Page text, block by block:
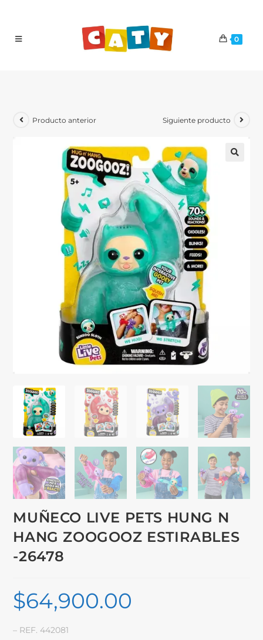
0
Producto anterior Siguiente producto
MUÑECO LIVE PETS HUNG N
HANG ZOOGOOZ ESTIRABLES
-26478
$64,900.00
– REF. 442081